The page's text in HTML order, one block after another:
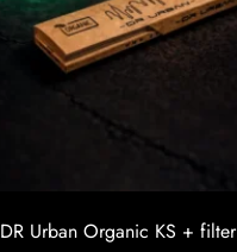
DR Urban Organic KS + filter